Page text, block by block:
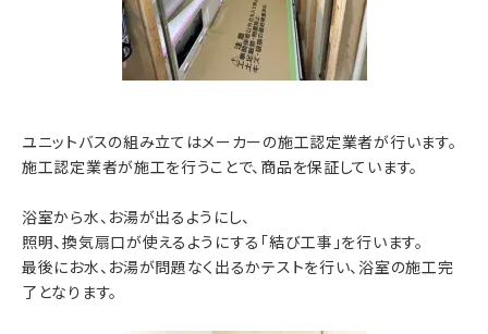
ユニットバスの組み立てはメーカーの施工認定業者が行います。
施工認定業者が施工を行うことで、商品を保証しています。
浴室から水、お湯が出るようにし、
照明、換気扇口が使えるようにする「結び工事」を行います。
最後にお水、お湯が問題なく出るかテストを行い、浴室の施工完
了となります。